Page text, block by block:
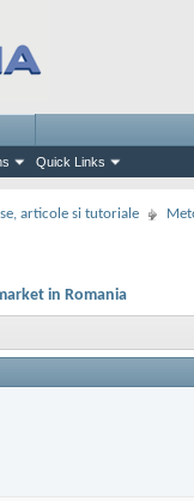
Quick Links
articole si tutoriale
in Romania